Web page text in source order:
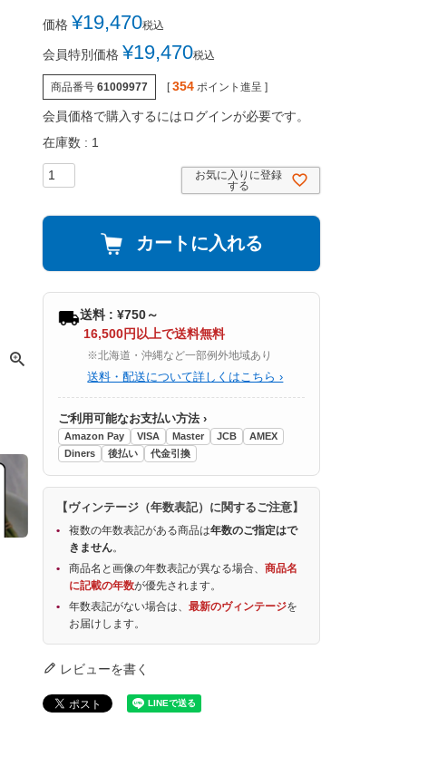
価格 ¥19,470税込
会員特別価格 ¥19,470税込
商品番号 61009977 [ 354 ポイント進呈 ]
会員価格で購入するにはログインが必要です。
在庫数
1
お気に入りに登録
する
カートに入れる
送料 : ¥750～
16,500円以上で送料無料
※北海道・沖縄など一部例外地域あり
送料・配送について詳しくはこちら ›
ご利用可能なお支払い方法 ›
Amazon Pay VISA Master JCB
AMEX
Diners
後払い 代金引換
【ヴィンテージ（年数表記）に関するご注意】
複数の年数表記がある商品は年数のご指定はで
きません。
商品名と画像の年数表記が異なる場合、商品名
に記載の年数が優先されます。
年数表記がない場合は、最新のヴィンテージを
お届けします。
レビューを書く